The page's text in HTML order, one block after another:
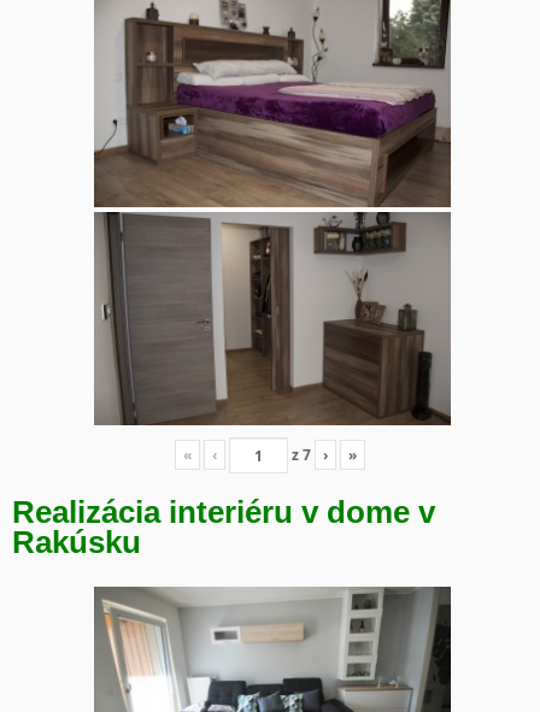
« ‹ z7 › »
Realizácia interiéru v dome v
Rakúsku